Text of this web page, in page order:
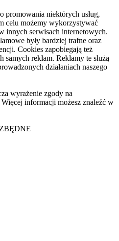
promowania niektórych usług,
celu możemy wykorzystywać
innych serwisach internetowych.
były bardziej trafne oraz
Cookies zapobiegają też
reklam. Reklamy te służą
działaniach naszego
wyrażenie zgody na
informacji możesz znaleźć w